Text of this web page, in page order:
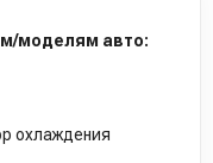
моделям авто:
охлаждения